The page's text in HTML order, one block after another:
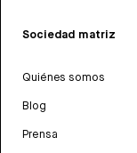
Sociedad matriz
Quiénes somos
Blog
Prensa